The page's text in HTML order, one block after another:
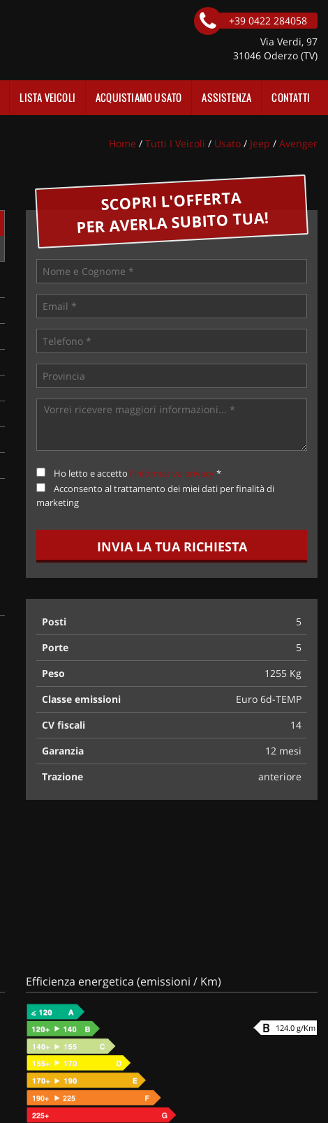
+39 0422 284058
Via Verdi, 97
31046 Oderzo (TV)
LISTA VEICOLI ACQUISTIAMO USATO ASSISTENZA CONTATTI
Home / Tutti I Veicoli / Usato / Jeep / Avenger
SCOPRI L'OFFERTA
PER AVERLA SUBITO TUA!
Ho letto e accetto l'informativa privacy*
Acconsento al trattamento dei miei dati per finalità di
marketing
INVIA LA TUA RICHIESTA
Posti
5
Porte
5
Peso
1255 Kg
Classe emissioni
Euro 6d-TEMP
CV fiscali
14
Garanzia
12 mesi
Trazione
anteriore
Efficienza energetica (emissioni / Km)
124.0 g/Km